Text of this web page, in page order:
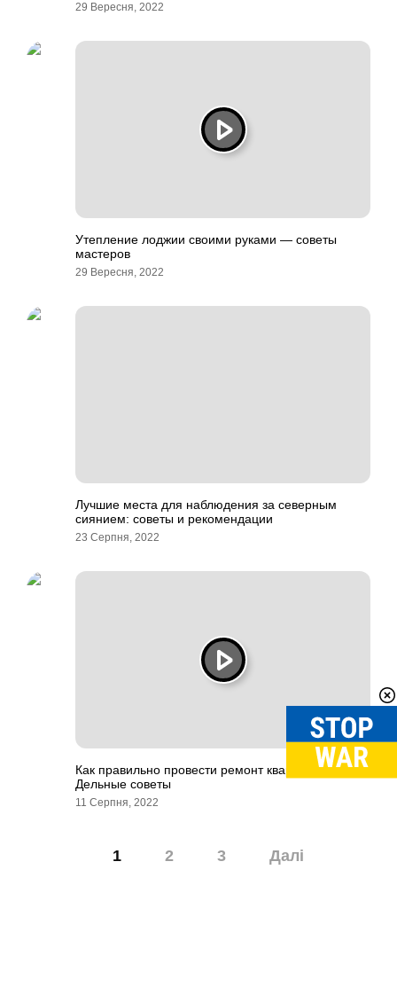
29 Вересня, 2022
Утепление лоджии своими руками — советы
мастеров
29 Вересня, 2022
Лучшие места для наблюдения за северным
сиянием: советы и рекомендации
23 Серпня, 2022
Как правильно провести ремонт квартиры.
Дельные советы
11 Серпня, 2022
1 2 3 Далі